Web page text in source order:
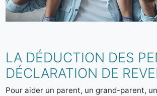
LA DÉDUCTION DES
DÉCLARATION DE
Pour aider un parent, un grand-parent,